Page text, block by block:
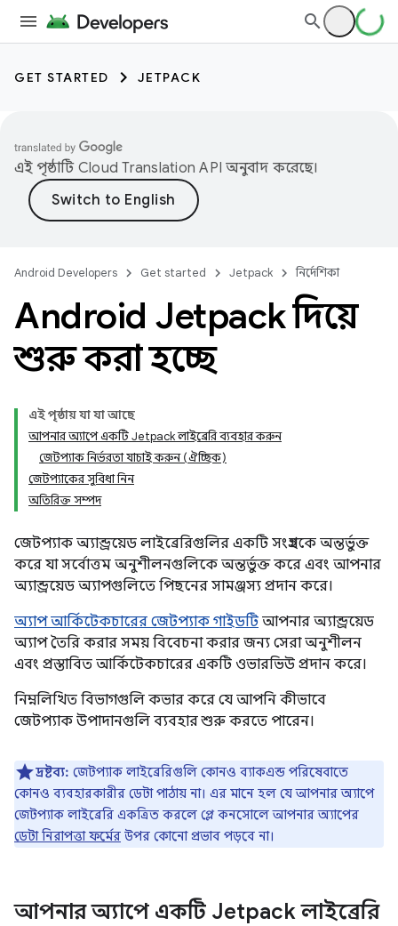
GET STARTED JETPACK
এই পৃষ্ঠাটি Cloud Translation API অনুবাদ করেছে।
Android Developers Get started Jetpack নির্দেশিকা
Android Jetpack দিয়ে
শুরু করা হচ্ছে
এই পৃষ্ঠায় যা যা আছে
আপনার অ্যাপে একটি Jetpack লাইব্রেরি ব্যবহার করুন
জেটপ্যাক নির্ভরতা যাচাই করুন (ঐচ্ছিক)
জেটপ্যাকের সুবিধা নিন
অতিরিক্ত সম্পদ
জেটপ্যাক অ্যান্ড্রয়েড লাইব্রেরিগুলির একটি সংগ্রহকে অন্তর্ভুক্ত
করে যা সর্বোত্তম অনুশীলনগুলিকে অন্তর্ভুক্ত করে এবং আপনার
অ্যান্ড্রয়েড অ্যাপগুলিতে পিছনের সামঞ্জস্য প্রদান করে।
অ্যাপ আর্কিটেকচারের জেটপ্যাক গাইডটি আপনার অ্যান্ড্রয়েড
অ্যাপ তৈরি করার সময় বিবেচনা করার জন্য সেরা অনুশীলন
এবং প্রস্তাবিত আর্কিটেকচারের একটি ওভারভিউ প্রদান করে।
নিম্নলিখিত বিভাগগুলি কভার করে যে আপনি কীভাবে
জেটপ্যাক উপাদানগুলি ব্যবহার শুরু করতে পারেন।
দ্রষ্টব্য: জেটপ্যাক লাইব্রেরিগুলি কোনও ব্যাকএন্ড পরিষেবাতে
কোনও ব্যবহারকারীর ডেটা পাঠায় না। এর মানে হল যে আপনার অ্যাপে
জেটপ্যাক লাইব্রেরি একত্রিত করলে প্লে কনসোলে আপনার অ্যাপের
ডেটা নিরাপত্তা ফর্মের উপর কোনো প্রভাব পড়বে না।
আপনার অ্যাপে একটি Jetpack লাইব্রেরি